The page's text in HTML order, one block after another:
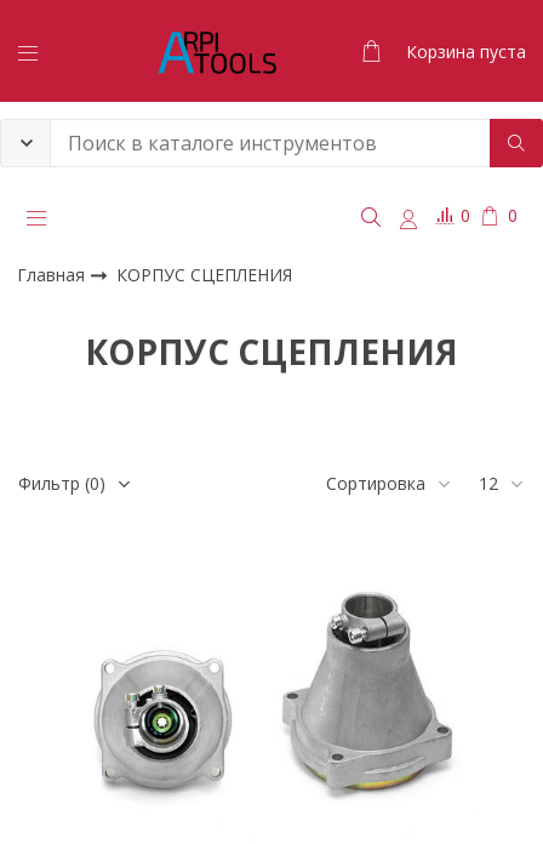
Корзина пуста
0 0
Главная КОРПУС СЦЕПЛЕНИЯ
КОРПУС СЦЕПЛЕНИЯ
Фильтр (0) Сортировка 12